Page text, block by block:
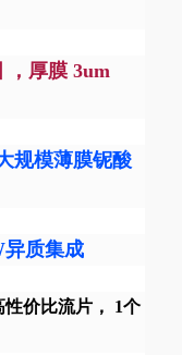
，厚膜 3um
规模薄膜铌酸
质集成
价比流片， 1个